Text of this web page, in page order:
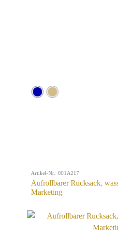
Artikel-Nr.: 001A217
Aufrollbarer Rucksack,
Marketing